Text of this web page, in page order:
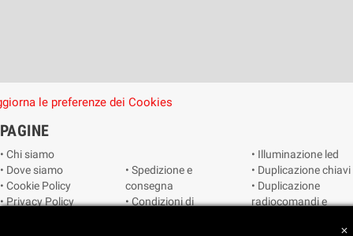
le preferenze dei Cookies
PAGINE
• Chi siamo
• Dove siamo
• Cookie Policy
• Privacy Policy
• Spedizione e
consegna
• Condizioni di
• Illuminazione led
• Duplicazione chiavi
• Duplicazione
radiocomandi e
close